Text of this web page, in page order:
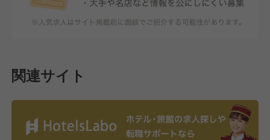
関連サイト